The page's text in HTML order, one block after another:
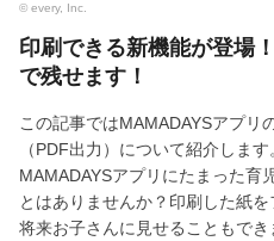
© every, Inc.
印刷できる新機能が登場
で残せます！
この記事ではMAMADAYSアプリ
（PDF出力）について紹介します
MAMADAYSアプリにたまった育
とはありませんか？印刷した紙を
将来お子さんに見せることもでき